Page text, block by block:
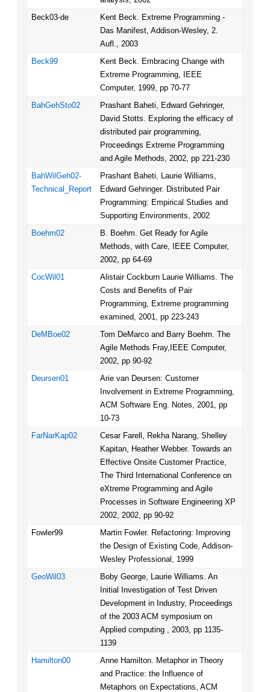
Beck03-de
Kent Beck. Extreme Programming -
Das Manifest, Addison-Wesley, 2.
Aufl., 2003
Beck99
Kent Beck. Embracing Change with
Extreme Programming, IEEE
Computer, 1999, pp 70-77
BahGehSto02
Prashant Baheti, Edward Gehringer,
David Stotts. Exploring the efficacy of
distributed pair programming,
Proceedings Extreme Programming
and Agile Methods, 2002, pp 221-230
BahWilGeh02-
Technical_Report
Prashant Baheti, Laurie Williams,
Edward Gehringer. Distributed Pair
Programming: Empirical Studies and
Supporting Environments, 2002
Boehm02
B. Boehm. Get Ready for Agile
Methods, with Care, IEEE Computer,
2002, pp 64-69
CocWil01
Alistair Cockburn Laurie Williams. The
Costs and Benefits of Pair
Programming, Extreme programming
examined, 2001, pp 223-243
DeMBoe02
Tom DeMarco and Barry Boehm. The
Agile Methods Fray,IEEE Computer,
2002, pp 90-92
Deursen01
Arie van Deursen: Customer
Involvement in Extreme Programming,
ACM Software Eng. Notes, 2001, pp
10-73
FarNarKap02
Cesar Farell, Rekha Narang, Shelley
Kapitan, Heather Webber. Towards an
Effective Onsite Customer Practice,
The Third International Conference on
eXtreme Programming and Agile
Processes in Software Engineering XP
2002, 2002, pp 90-92
Fowler99
Martin Fowler. Refactoring: Improving
the Design of Existing Code, Addison-
Wesley Professional, 1999
GeoWil03
Boby George, Laurie Williams. An
Initial Investigation of Test Driven
Development in Industry, Proceedings
of the 2003 ACM symposium on
Applied computing , 2003, pp 1135-
1139
Hamilton00
Anne Hamilton. Metaphor in Theory
and Practice: the Influence of
Metaphors on Expectations, ACM